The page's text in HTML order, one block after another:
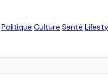
Politique Culture Santé